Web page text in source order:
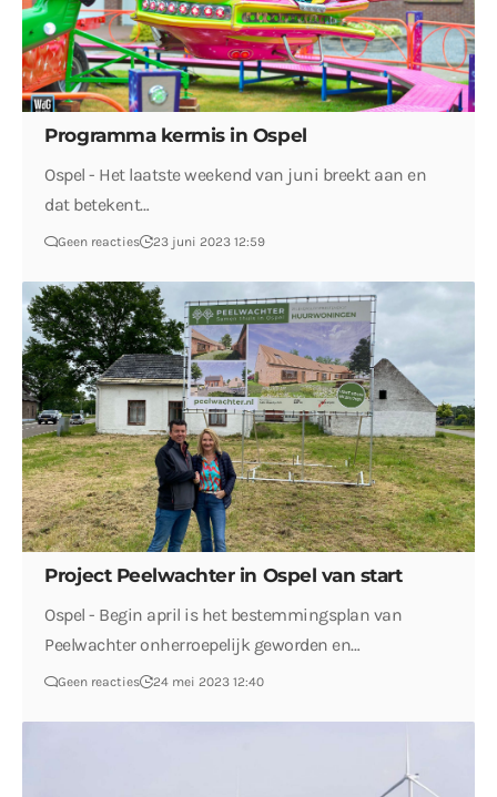
Programma kermis in Ospel
Ospel - Het laatste weekend van juni breekt aan en
dat betekent…
Geen reacties 23 juni 2023 12:59
Project Peelwachter in Ospel van start
Ospel - Begin april is het bestemmingsplan van
Peelwachter onherroepelijk geworden en…
Geen reacties 24 mei 2023 12:40